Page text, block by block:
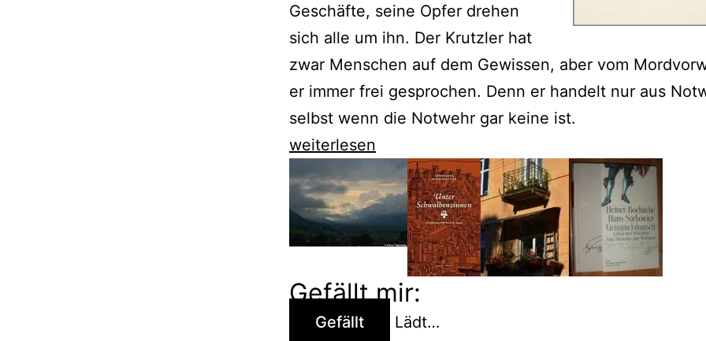
Geschäfte, seine Opfer drehen
sich alle um ihn. Der Krutzler hat
zwar Menschen auf dem Gewissen, aber vom
er immer frei gesprochen. Denn er handelt nur aus
selbst wenn die Notwehr gar keine ist.
David
zeigt
Österreich
in
Verstrickungen
weiterlesen
Gefällt mir:
Gefällt Lädt…